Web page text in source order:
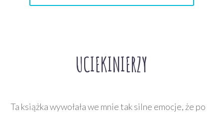
UCIEKINIERZY
Ta książka wywołała we mnie tak silne emocje, że po